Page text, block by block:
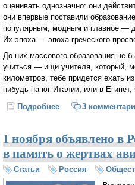
оценивать однозначно: они
они впервые поставили
популярным, модным и главное —
Их эпоха — эпоха греческого
До них массового образования не
учиться — ищи учителя, который,
километров, тебе придется ехать
нибудь на юг Италии, или в Египет,
Подробнее о Почему
3
1 ноября объявлено в
в память о жертвах
Статьи Россия